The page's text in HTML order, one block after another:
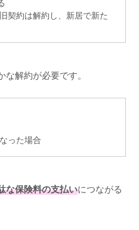
契約は解約し、新居で新た
解約が必要です。
った場合
な保険料の支払いにつながる